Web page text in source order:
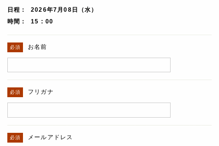
日程
2026年7月08日（水）
時間
15 : 00
お名前
フリガナ
メールアドレス